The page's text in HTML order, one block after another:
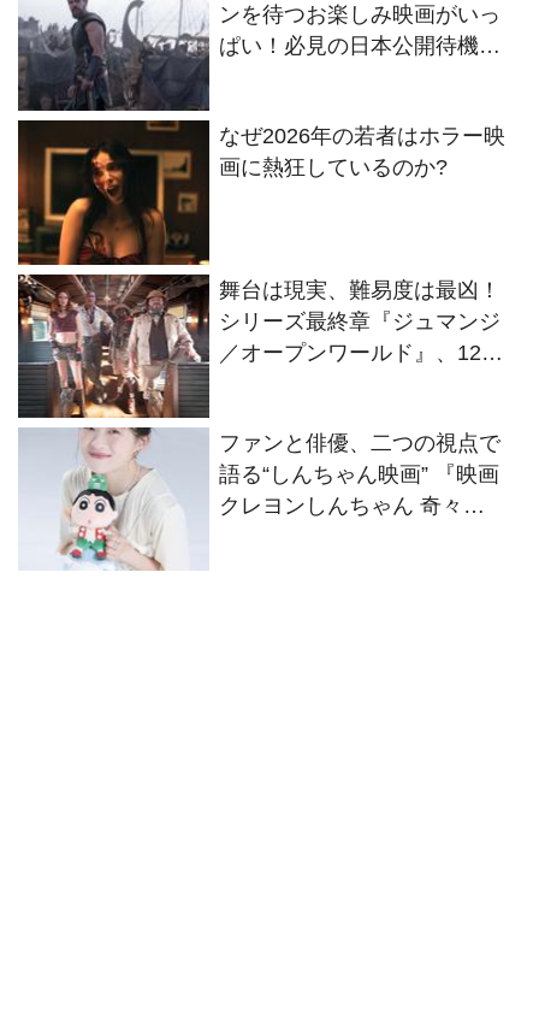
ンを待つお楽しみ映画がいっ
ぱい！必見の日本公開待機作
なぜ2026年の若者はホラー映
画に熱狂しているのか?
舞台は現実、難易度は最凶！
シリーズ最終章『ジュマンジ
／オープンワールド』、12・
ファンと俳優、二つの視点で
語る“しんちゃん映画” 『映画
クレヨンしんちゃん 奇々